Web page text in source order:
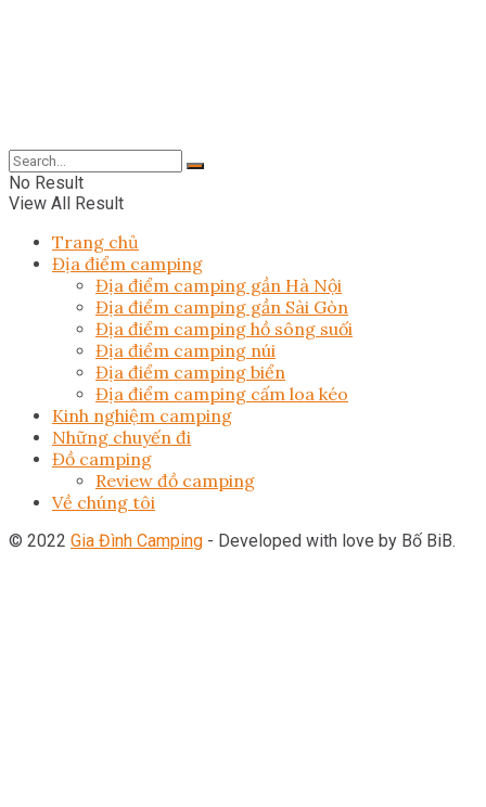
No Result
View All Result
Trang chủ
Địa điểm camping
Địa điểm camping gần Hà Nội
Địa điểm camping gần Sài Gòn
Địa điểm camping hồ sông suối
Địa điểm camping núi
Địa điểm camping biển
Địa điểm camping cấm loa kéo
Kinh nghiệm camping
Những chuyến đi
Đồ camping
Review đồ camping
Về chúng tôi
© 2022 Gia Đình Camping - Developed with love by Bố BiB.